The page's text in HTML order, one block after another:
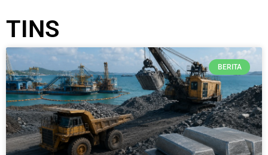
TINS
BERITA